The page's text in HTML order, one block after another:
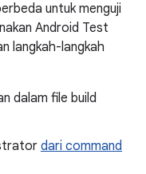
untuk menguji
Android Test
langkah-langkah
dalam file build
dari command